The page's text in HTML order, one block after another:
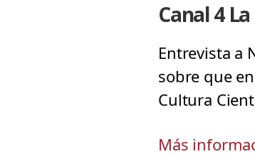
Canal 4
Entrevista a
sobre que
Cultura
Más